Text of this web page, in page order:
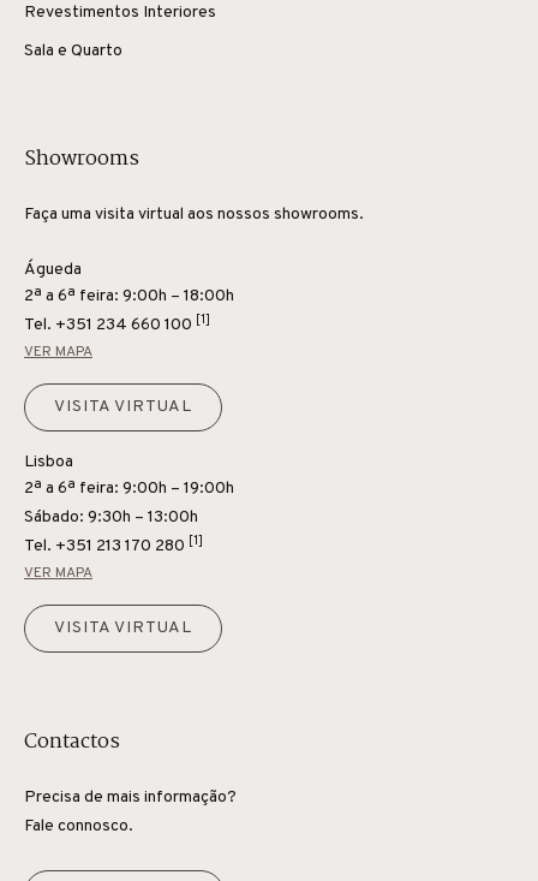
Revestimentos Interiores
Sala e Quarto
Showrooms
Faça uma visita virtual aos nossos showrooms.
Águeda
2ª a 6ª feira: 9:00h – 18:00h
Tel. +351 234 660 100 [1]
VER MAPA
VISITA VIRTUAL
Lisboa
2ª a 6ª feira: 9:00h – 19:00h
Sábado: 9:30h – 13:00h
Tel. +351 213 170 280 [1]
VER MAPA
VISITA VIRTUAL
Contactos
Precisa de mais informação?
Fale connosco.